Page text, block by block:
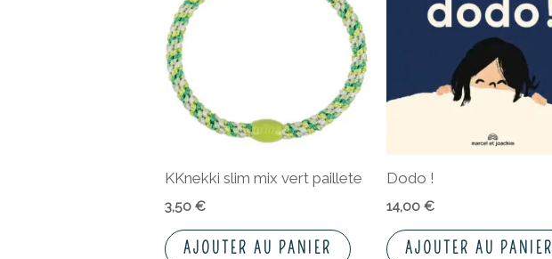
KKnekki slim mix vert paillete
3,50€
AJOUTER AU PANIER
Dodo !
14,00 €
AJOUTER AU PANIER